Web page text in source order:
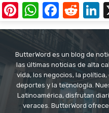
Pinterest
WhatsApp
ButterWord es un blog de
las últimas noticias de alta
vida, los negocios, la
deportes y la tecnología.
Latinoamérica, disfrutan
veraces. ButterWord